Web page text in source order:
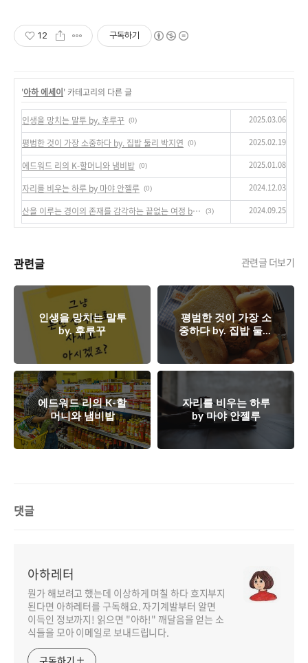
12 구독하기
'아하 에세이' 카테고리의 다른 글
인생을 망치는 말투 by. 후루꾸 (0) 2025.03.06
평범한 것이 가장 소중하다 by. 집밥 둘리 박지연 (0) 2025.02.19
에드워드 리의 K-할머니와 냄비밥 (0) 2025.01.08
자리를 비우는 하루 by 마야 안젤루 (0) 2024.12.03
산을 이루는 경이의 존재를 감각하는 끝없는 여정 by 낸 셰퍼드 (3) 2024.09.25
관련글 관련글 더보기
인생을 망치는 말투
by. 후루꾸
평범한 것이 가장 소
중하다 by. 집밥 둘리
박지연
에드워드 리의 K-할
머니와 냄비밥
자리를 비우는 하루
by 마야 안젤루
댓글
아하레터
뭔가 해보려고 했는데 이상하게 며칠 하다 흐지부지
된다면 아하레터를 구독해요. 자기계발부터 알면
이득인 정보까지! 읽으면 "아하!" 깨달음을 얻는 소
식들을 모아 이메일로 보내드립니다.
구독하기